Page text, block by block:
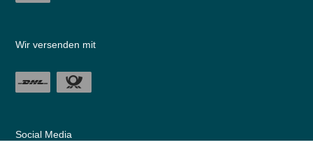
Wir versenden mit
Social Media